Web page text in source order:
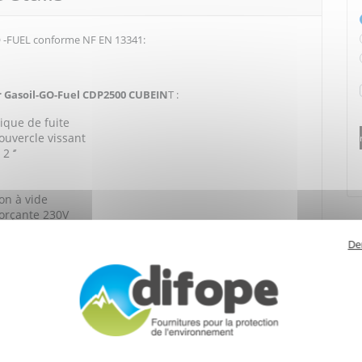
conforme NF EN 13341:
GO-Fuel CDP2500 CUBEINT :
de fuite
vissant
‘’
à vide
230V
x 180 x 174 cm / 220 kg / 72 l.min